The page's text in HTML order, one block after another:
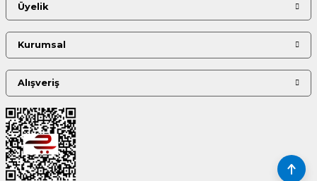
Üyelik
Kurumsal
Alışveriş